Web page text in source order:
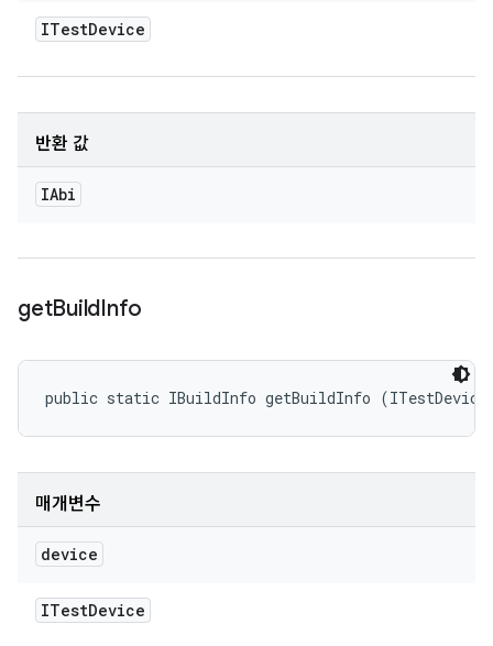
ITestDevice
반환 값
IAbi
getBuildInfo
public static IBuildInfo getBuildInfo (ITestDevice
매개변수
device
ITestDevice